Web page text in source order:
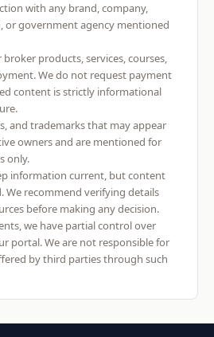
with any brand, company,
or government agency mentioned
products, services, courses,
We do not request payment
content is strictly informational
and trademarks that may appear
owners and are mentioned for
only.
information current, but content
We recommend verifying details
before making any decision.
we have partial control over
portal. We are not responsible for
by third parties through such